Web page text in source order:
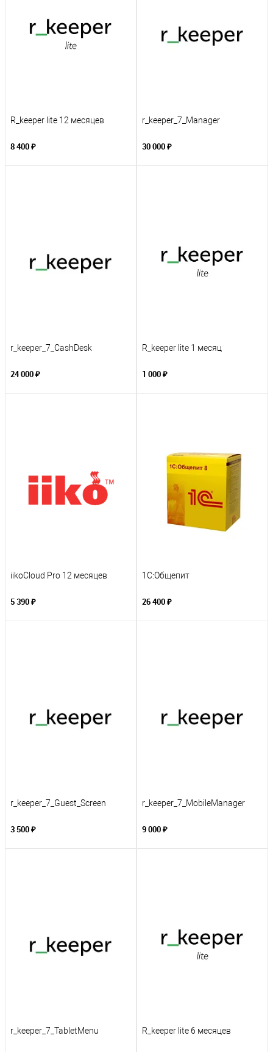
R_keeper lite 12 месяцев
8 400 ₽
r_keeper_7_Manager
30 000 ₽
r_keeper_7_CashDesk
24 000 ₽
R_keeper lite 1 месяц
1 000 ₽
iikoCloud Pro 12 месяцев
5 390 ₽
1С:Общепит
26 400 ₽
r_keeper_7_Guest_Screen
3 500 ₽
r_keeper_7_MobileManager
9 000 ₽
r_keeper_7_TabletMenu R_keeper lite 6 месяцев